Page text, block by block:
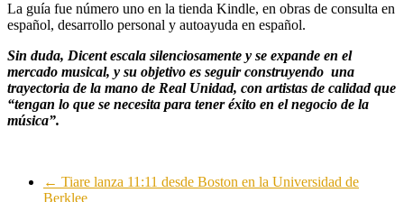
La guía fue número uno en la tienda Kindle, en obras de consulta en
español, desarrollo personal y autoayuda en español.
Sin duda, Dicent escala silenciosamente y se expande en el
mercado musical, y su objetivo es seguir construyendo una
trayectoria de la mano de Real Unidad, con artistas de calidad que
“tengan lo que se necesita para tener éxito en el negocio de la
música”.
← Tiare lanza 11:11 desde Boston en la Universidad de
Berklee